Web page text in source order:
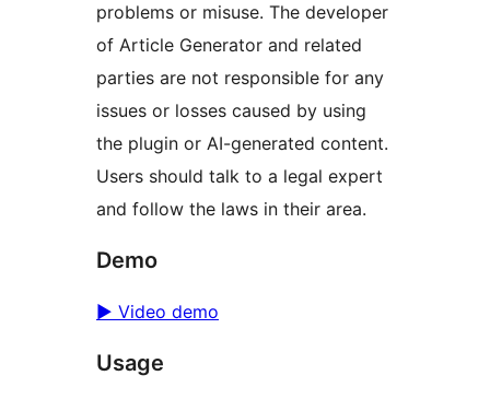
problems or misuse. The developer
of Article Generator and related
parties are not responsible for any
issues or losses caused by using
the plugin or AI-generated content.
Users should talk to a legal expert
and follow the laws in their area.
Demo
▶️ Video demo
Usage